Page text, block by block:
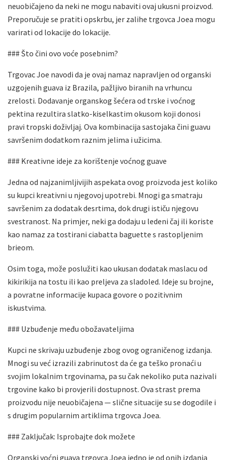
neuobičajeno da neki ne mogu nabaviti ovaj ukusni proizvod.
Preporučuje se pratiti opskrbu, jer zalihe trgovca Joea mogu
varirati od lokacije do lokacije.
### Što čini ovo voće posebnim?
Trgovac Joe navodi da je ovaj namaz napravljen od organski
uzgojenih guava iz Brazila, pažljivo biranih na vrhuncu
zrelosti. Dodavanje organskog šećera od trske i voćnog
pektina rezultira slatko-kiselkastim okusom koji donosi
pravi tropski doživljaj. Ova kombinacija sastojaka čini guavu
savršenim dodatkom raznim jelima i užicima.
### Kreativne ideje za korištenje voćnog guave
Jedna od najzanimljivijih aspekata ovog proizvoda jest koliko
su kupci kreativni u njegovoj upotrebi. Mnogi ga smatraju
savršenim za dodatak desrtima, dok drugi ističu njegovu
svestranost. Na primjer, neki ga dodaju u ledeni čaj ili koriste
kao namaz za tostirani ciabatta baguette s rastopljenim
brieom.
Osim toga, može poslužiti kao ukusan dodatak maslacu od
kikirikija na tostu ili kao preljeva za sladoled. Ideje su brojne,
a povratne informacije kupaca govore o pozitivnim
iskustvima.
### Uzbuđenje među obožavateljima
Kupci ne skrivaju uzbuđenje zbog ovog ograničenog izdanja.
Mnogi su već izrazili zabrinutost da će ga teško pronaći u
svojim lokalnim trgovinama, pa su čak nekoliko puta nazivali
trgovine kako bi provjerili dostupnost. Ova strast prema
proizvodu nije neuobičajena — slične situacije su se dogodile i
s drugim popularnim artiklima trgovca Joea.
### Zaključak: Isprobajte dok možete
Organski voćni guava trgovca Joea jedno je od onih izdanja